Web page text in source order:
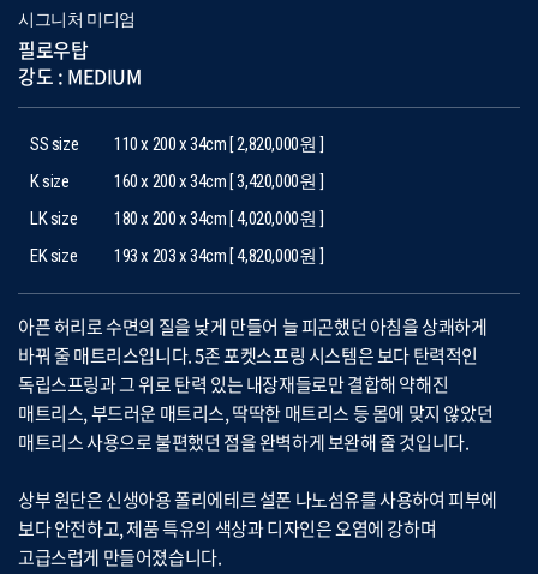
시그니처 미디엄
필로우탑
강도 : MEDIUM
SS size
110 x 200 x 34cm [ 2,820,000원 ]
K size
160 x 200 x 34cm [ 3,420,000원 ]
LK size
180 x 200 x 34cm [ 4,020,000원 ]
EK size
193 x 203 x 34cm [ 4,820,000원 ]
아픈 허리로 수면의 질을 낮게 만들어 늘 피곤했던 아침을 상쾌하게
바꿔 줄 매트리스입니다. 5존 포켓스프링 시스템은 보다 탄력적인
독립스프링과 그 위로 탄력 있는 내장재들로만 결합해 약해진
매트리스, 부드러운 매트리스, 딱딱한 매트리스 등 몸에 맞지 않았던
매트리스 사용으로 불편했던 점을 완벽하게 보완해 줄 것입니다.
상부 원단은 신생아용 폴리에테르 설폰 나노섬유를 사용하여 피부에
보다 안전하고, 제품 특유의 색상과 디자인은 오염에 강하며
고급스럽게 만들어졌습니다.